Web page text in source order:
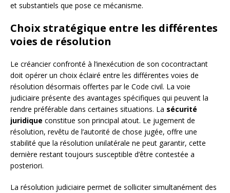
et substantiels que pose ce mécanisme.
Choix stratégique entre les différentes
voies de résolution
Le créancier confronté à l’inexécution de son cocontractant
doit opérer un choix éclairé entre les différentes voies de
résolution désormais offertes par le Code civil. La voie
judiciaire présente des avantages spécifiques qui peuvent la
rendre préférable dans certaines situations. La sécurité
juridique constitue son principal atout. Le jugement de
résolution, revêtu de l’autorité de chose jugée, offre une
stabilité que la résolution unilatérale ne peut garantir, cette
dernière restant toujours susceptible d’être contestée a
posteriori.
La résolution judiciaire permet de solliciter simultanément des